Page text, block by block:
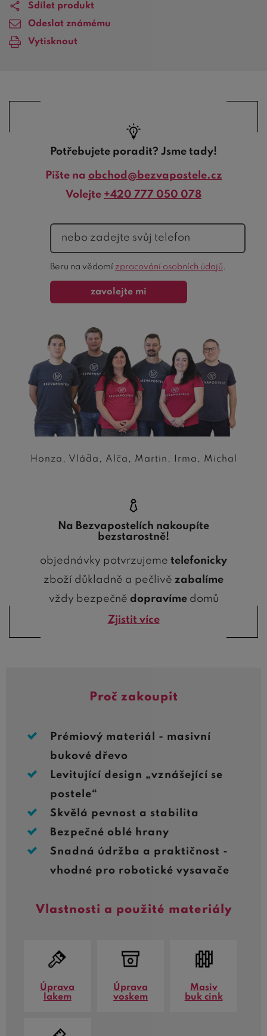
Sdílet produkt
Odeslat známému
Vytisknout
Honza, Vláďa, Alča, Martin, Irma, Michal
Potřebujete poradit? Jsme tady!
Pište na obchod@bezvapostele.cz
Volejte +420 777 050 078
telefon
formuláře
Beru na vědomí zpracování osobních údajů
zavolejte mi
Na Bezvapostelích nakoupíte
bezstarostně!
objednávky potvrzujeme telefonicky
zboží důkladně a pečlivě zabalíme
vždy bezpečně dopravímedomů
Zjistit více
Proč zakoupit
Prémiový materiál - masivní
bukové dřevo
Levitující design „vznášející se
postele“
Skvělá pevnost a stabilita
Bezpečné oblé hrany
Snadná údržba a praktičnost -
vhodné pro robotické vysavače
Vlastnosti a použité materiály
Úprava
lakem
Úprava
voskem
Masiv
buk cink